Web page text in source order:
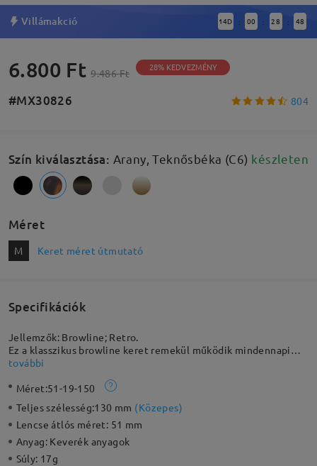
Villámakció 14D : 00 : 28 : 47
6.800 Ft 9.486 Ft 28% KEDVEZMÉNY
#MX30826 804
Szín kiválasztása: Arany, Teknősbéka (C6) készleten
Méret
M Keret méret útmutató
Specifikációk
Jellemzők: Browline; Retro.
Ez a klasszikus browline keret remekül működik mindennapi
használatra, de napszemüvegként is kiváló választás. A retro
Ez a könnyű keret még a hagyományos teljes keretes
változatnál is könnyebb, így minden arcformához előnyös
további
Méret:51-19-150
Teljes szélesség:130 mm (Közepes)
Lencse átlós méret: 51 mm
Anyag: Keverék anyagok
Súly: 17g